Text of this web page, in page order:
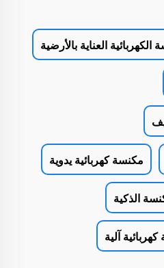
الكهربائية العناية بالأرضية
مكنسة كهربائية يدوية
الذكية
آلية